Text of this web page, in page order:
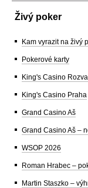
Živý poker
Kam vyrazit na živý
Pokerové karty
King's Casino
King's Casino Praha
Grand Casino Aš
Grand Casino Aš –
WSOP 2026
Roman Hrabec –
Martin Staszko –